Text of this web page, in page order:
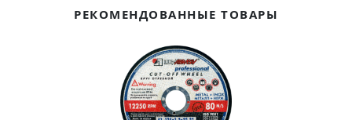
Лодочка
Ковш разливочный
Огнеупорная SiC смесь
РЕКОМЕНДОВАННЫЕ ТОВАРЫ